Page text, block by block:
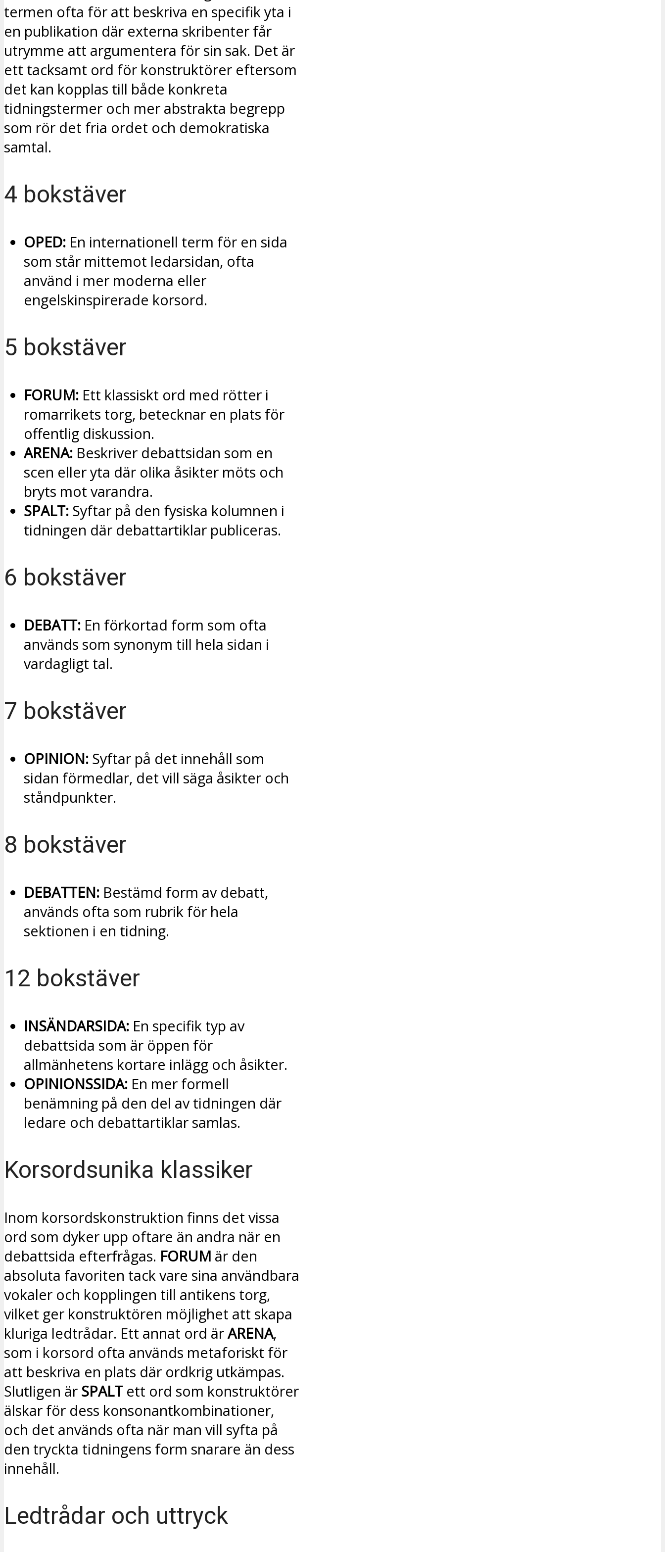
termen ofta för att beskriva en specifik yta i
en publikation där externa skribenter får
utrymme att argumentera för sin sak. Det är
ett tacksamt ord för konstruktörer eftersom
det kan kopplas till både konkreta
tidningstermer och mer abstrakta begrepp
som rör det fria ordet och demokratiska
samtal.
4 bokstäver
OPED: En internationell term för en sida
som står mittemot ledarsidan, ofta
använd i mer moderna eller
engelskinspirerade korsord.
5 bokstäver
FORUM: Ett klassiskt ord med rötter i
romarrikets torg, betecknar en plats för
offentlig diskussion.
ARENA: Beskriver debattsidan som en
scen eller yta där olika åsikter möts och
bryts mot varandra.
SPALT: Syftar på den fysiska kolumnen i
tidningen där debattartiklar publiceras.
6 bokstäver
DEBATT: En förkortad form som ofta
används som synonym till hela sidan i
vardagligt tal.
7 bokstäver
OPINION: Syftar på det innehåll som
sidan förmedlar, det vill säga åsikter och
ståndpunkter.
8 bokstäver
DEBATTEN: Bestämd form av debatt,
används ofta som rubrik för hela
sektionen i en tidning.
12 bokstäver
INSÄNDARSIDA: En specifik typ av
debattsida som är öppen för
allmänhetens kortare inlägg och åsikter.
OPINIONSSIDA: En mer formell
benämning på den del av tidningen där
ledare och debattartiklar samlas.
Korsordsunika klassiker
Inom korsordskonstruktion finns det vissa
ord som dyker upp oftare än andra när en
debattsida efterfrågas. FORUM är den
absoluta favoriten tack vare sina användbara
vokaler och kopplingen till antikens torg,
vilket ger konstruktören möjlighet att skapa
kluriga ledtrådar. Ett annat ord ärARENA,
som i korsord ofta används metaforiskt för
att beskriva en plats där ordkrig utkämpas.
Slutligen är SPALTett ord som konstruktörer
älskar för dess konsonantkombinationer,
och det används ofta när man vill syfta på
den tryckta tidningens form snarare än dess
innehåll.
Ledtrådar och uttryck